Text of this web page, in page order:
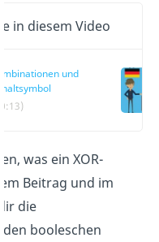
in diesem Video
und
was ein XOR-
Beitrag und im
die
den booleschen